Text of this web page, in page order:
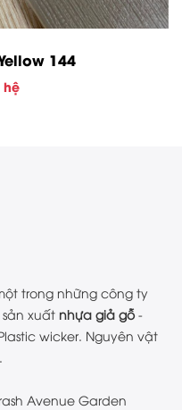
144
hệ
trong những công ty
xuất nhựa giả gỗ-
wicker. Nguyên vật
Avenue Garden